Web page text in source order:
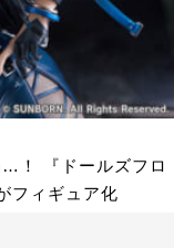
！ 『ドールズフロ
フィギュア化